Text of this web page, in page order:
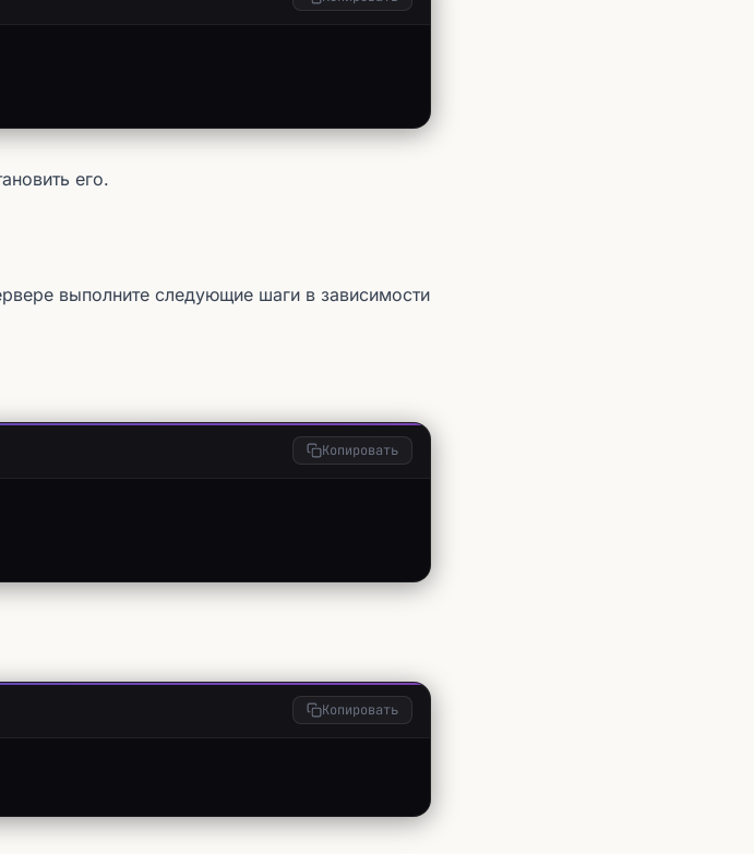
его.
выполните следующие шаги в зависимости
Копировать
Копировать